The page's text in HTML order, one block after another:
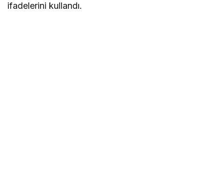
ifadelerini kullandı.